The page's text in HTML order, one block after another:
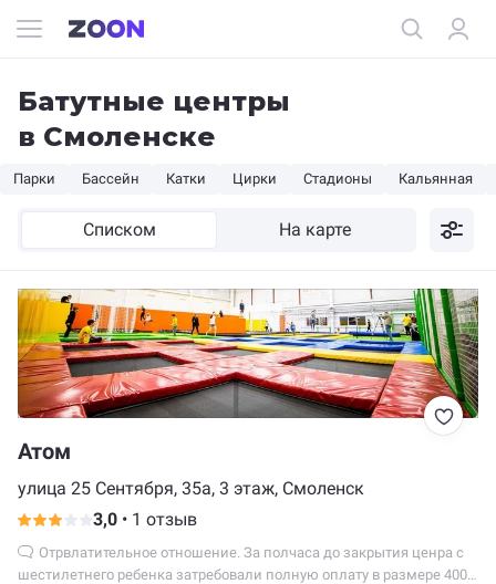
Батутные центры
в Смоленске
Парки Бассейн Катки Цирки Стадионы Кальянная
Списком На карте
Атом
улица 25 Сентября, 35а, 3 этаж, Смоленск
3,0 • 1 отзыв
шестилетнего ребенка затребовали полную оплату в размере 400р.